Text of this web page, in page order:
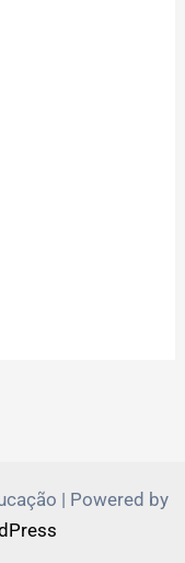
| Powered by